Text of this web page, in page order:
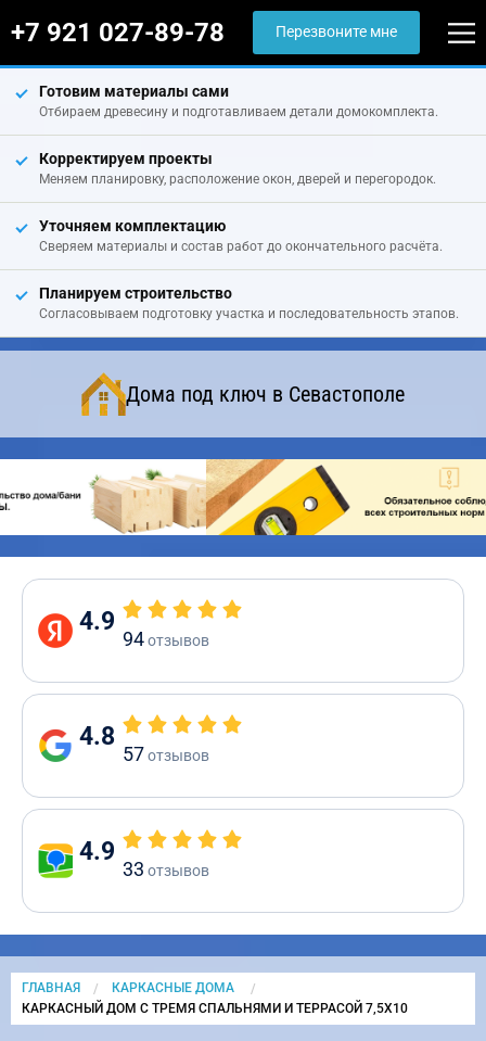
+7 921 027-89-78 Перезвоните мне
Готовим материалы сами
Отбираем древесину и подготавливаем детали домокомплекта.
Корректируем проекты
Меняем планировку, расположение окон, дверей и перегородок.
Уточняем комплектацию
Сверяем материалы и состав работ до окончательного расчёта.
Планируем строительство
Согласовываем подготовку участка и последовательность этапов.
Дома под ключ в Севастополе
4.9
94отзывов
4.8
57отзывов
4.9
33 отзывов
ГЛАВНАЯ
КАРКАСНЫЕ ДОМА
CURRENT:
КАРКАСНЫЙ ДОМ С ТРЕМЯ СПАЛЬНЯМИ И ТЕРРАСОЙ 7,5Х10